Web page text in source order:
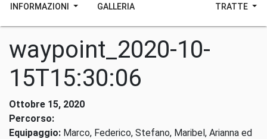
INFORMAZIONI GALLERIA TRATTE
waypoint_2020-10-
15T15:30:06
Ottobre 15, 2020
Percorso:
Equipaggio: Marco, Federico, Stefano, Maribel, Arianna ed